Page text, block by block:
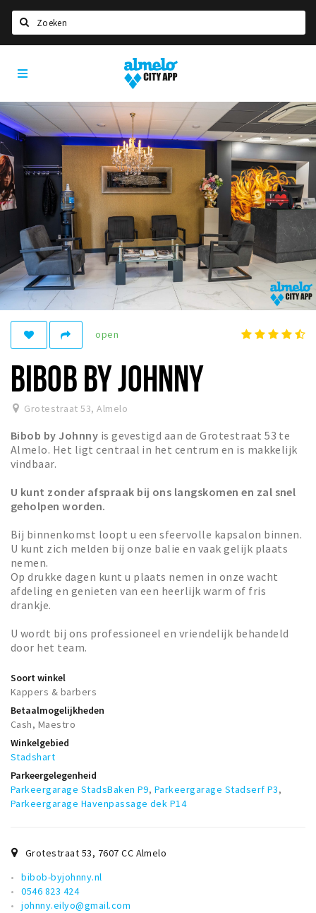
Home
Agenda
Deals
Vacatures
Drinken
Slapen
Recreatief
Winkels
Winkelgebieden
Bezienswaardigheden
Musea, theaters & podia
Uitjes & activiteiten
Toeristische routes
Natuurgebieden
Almelo
City
open
BIBOB BY JOHNNY
Grotestraat 53,Almelo
Bibob by Johnny is gevestigd aan de Grotestraat 53 te
Almelo. Het ligt centraal in het centrum en is makkelijk
vindbaar.
U kunt zonder afspraak bij ons langskomen en zal snel
geholpen worden.
Bij binnenkomst loopt u een sfeervolle kapsalon binnen.
U kunt zich melden bij onze balie en vaak gelijk plaats
nemen.
Op drukke dagen kunt u plaats nemen in onze wacht
afdeling en genieten van een heerlijk warm of fris
drankje.
U wordt bij ons professioneel en vriendelijk behandeld
door het team.
Soort winkel
Kappers & barbers
Betaalmogelijkheden
Cash, Maestro
Winkelgebied
Stadshart
Parkeergelegenheid
Parkeergarage StadsBaken P9, Parkeergarage Stadserf P3,
Parkeergarage Havenpassage dek P14
Grotestraat 53, 7607 CC Almelo
bibob-byjohnny.nl
0546 823 424
johnny.eilyo@gmail.com